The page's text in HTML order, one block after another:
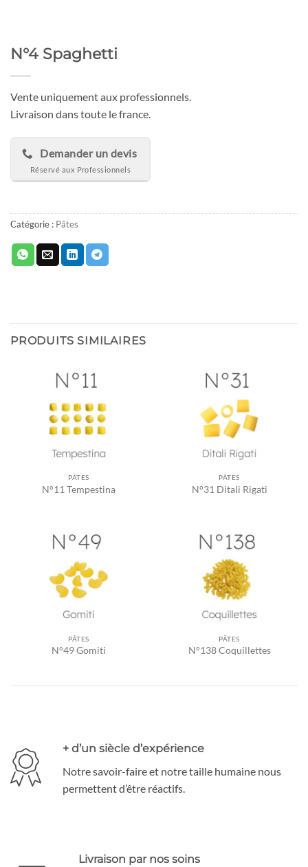
N°4 Spaghetti
Vente uniquement aux professionnels.
Livraison dans toute le france.
Demander un devis
Catégorie : Pâtes
PRODUITS SIMILAIRES
PÂTES
N°11 Tempestina
PÂTES
N°31 Ditali Rigati
PÂTES
N°49 Gomiti
PÂTES
N°138 Coquillettes
+ d’un siècle d’expérience
Notre savoir-faire et notre taille humaine nous
permettent d’être réactifs.
Livraison par nos soins